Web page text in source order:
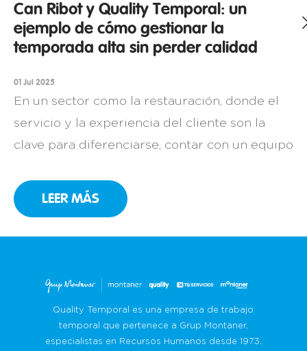
Can Ribot y Quality Temporal: un
ejemplo de cómo gestionar la
temporada alta sin perder calidad
01 Jul 2025
En un sector como la restauración, donde el
servicio y la experiencia del cliente son la
clave para diferenciarse, contar con un equipo
muy bien Can Ribot, un restaurante familiar
en Girona con más de 25 años de historia que,
LEER MÁS
Quality Temporal es una empresa de trabajo
temporal que pertenece a Grup Montaner,
especialistas en Recursos Humanos desde 1973.